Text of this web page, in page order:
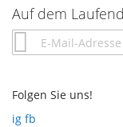
Auf dem
Annmeldung
zum
Folgen Sie uns!
ig fb